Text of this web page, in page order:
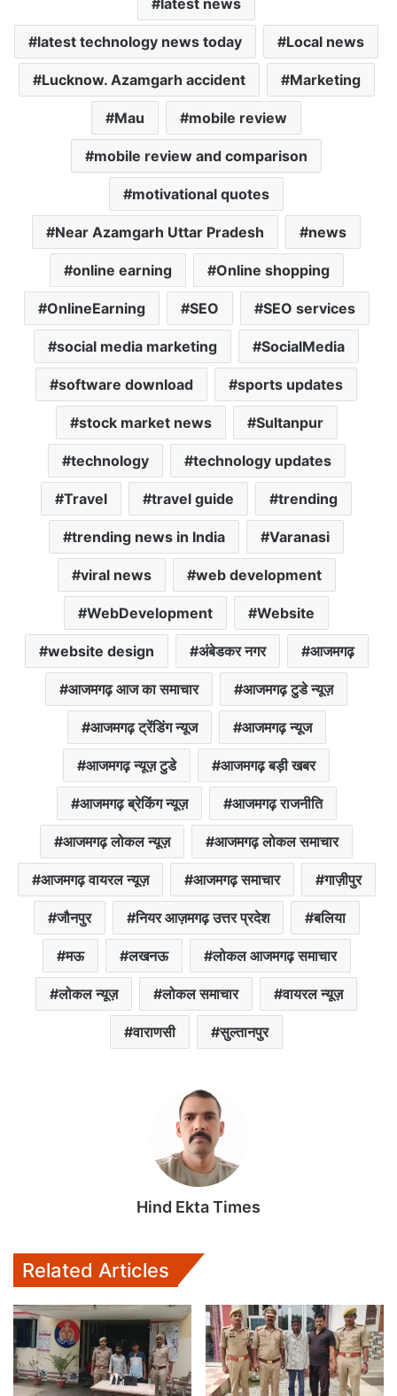
latest technology news today Local news
Lucknow. Azamgarh accident Marketing
Mau mobile review
mobile review and comparison
motivational quotes
Near Azamgarh Uttar Pradesh news
online earning Online shopping
OnlineEarning SEO SEO services
social media marketing SocialMedia
software download sports updates
stock market news Sultanpur
technology technology updates
Travel travel guide trending
trending news in India Varanasi
viral news web development
WebDevelopment Website
website design अंबेडकर नगर आजमगढ़
आजमगढ़ आज का समाचार आजमगढ़ टुडे न्यूज़
आजमगढ़ ट्रेंडिंग न्यूज आजमगढ़ न्यूज
आजमगढ़ न्यूज़ टुडे आजमगढ़ बड़ी खबर
आजमगढ़ ब्रेकिंग न्यूज़ आजमगढ़ राजनीति
आजमगढ़ लोकल न्यूज़ आजमगढ़ लोकल समाचार
आजमगढ़ वायरल न्यूज़ आजमगढ़ समाचार गाज़ीपुर
जौनपुर नियर आज़मगढ़ उत्तर प्रदेश बलिया
मऊ लखनऊ लोकल आजमगढ़ समाचार
लोकल न्यूज़ लोकल समाचार वायरल न्यूज़
वाराणसी सुल्तानपुर
Hind Ekta Times
Related Articles